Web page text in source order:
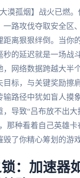
漠孤烟】战火已燃
一路攻伐夺取安全区
距离狠狠绊倒。当你
的延迟就是一场战
，网络数据跨越大半
目标，与关键奖励擦
输路径中犹如盲人摸
导致“吕布放不出大
那种看着自己英雄卡
了你精心筹划的游
：加速器